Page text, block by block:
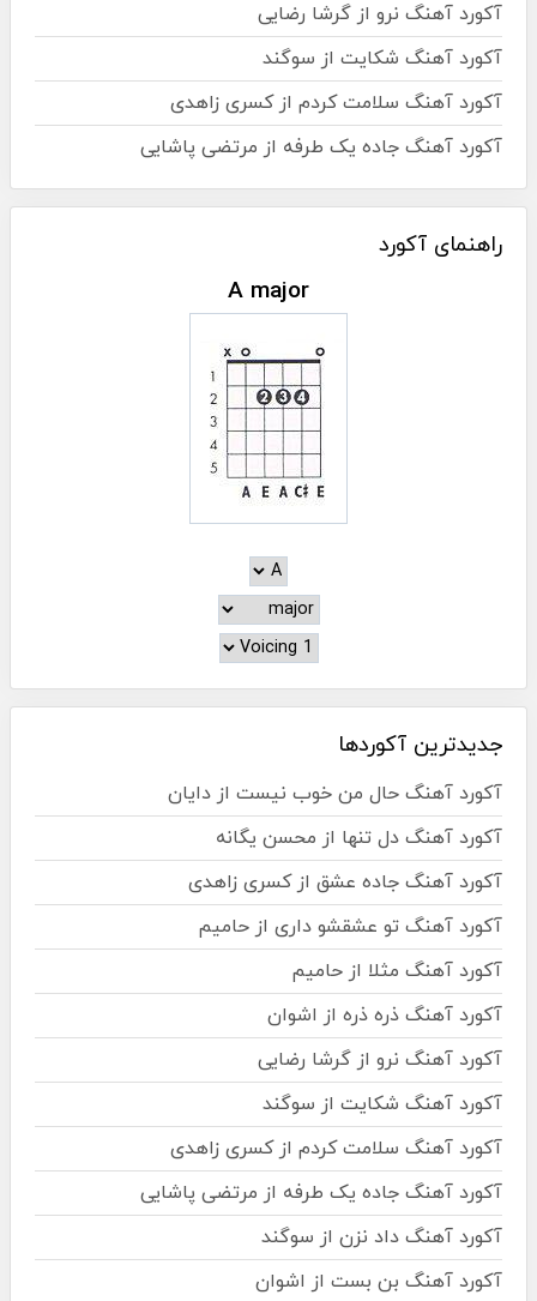
آکورد آهنگ نرو از گرشا رضایی
آکورد آهنگ شکایت از سوگند
آکورد آهنگ سلامت کردم از کسری زاهدی
آکورد آهنگ جاده یک طرفه از مرتضی پاشایی
راهنمای آکورد
A major
جدیدترین آکوردها
آکورد آهنگ حال من خوب نیست از دایان
آکورد آهنگ دل تنها از محسن یگانه
آکورد آهنگ جاده عشق از کسری زاهدی
آکورد آهنگ تو عشقشو داری از حامیم
آکورد آهنگ مثلا از حامیم
آکورد آهنگ ذره ذره از اشوان
آکورد آهنگ نرو از گرشا رضایی
آکورد آهنگ شکایت از سوگند
آکورد آهنگ سلامت کردم از کسری زاهدی
آکورد آهنگ جاده یک طرفه از مرتضی پاشایی
آکورد آهنگ داد نزن از سوگند
آکورد آهنگ بن بست از اشوان